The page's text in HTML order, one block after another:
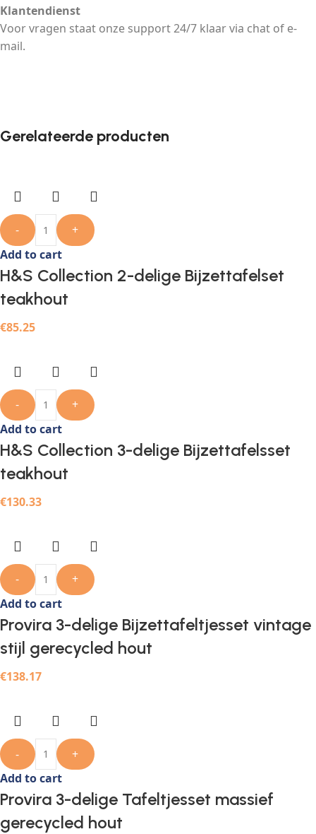
Klantendienst
Voor vragen staat onze support 24/7 klaar via chat of e-
mail.
Gerelateerde producten
-
+
Add to cart
H&S Collection 2-delige Bijzettafelset
teakhout
€85.25
-
+
Add to cart
H&S Collection 3-delige Bijzettafelsset
teakhout
€130.33
-
+
Add to cart
Provira 3-delige Bijzettafeltjesset vintage
stijl gerecycled hout
€138.17
-
+
Add to cart
Provira 3-delige Tafeltjesset massief
gerecycled hout